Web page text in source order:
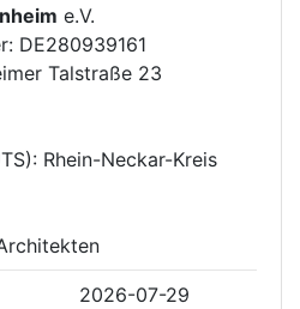
e.V.
DE280939161
Talstraße 23
Rhein-Neckar-Kreis
2026-07-29